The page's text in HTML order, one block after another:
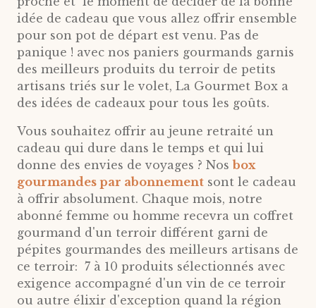
idée de cadeau que vous allez offrir ensemble
pour son pot de départ est venu. Pas de
panique ! avec nos paniers gourmands garnis
des meilleurs produits du terroir de petits
artisans triés sur le volet, La Gourmet Box a
des idées de cadeaux pour tous les goûts.
Vous souhaitez offrir au jeune retraité un
cadeau qui dure dans le temps et qui lui
donne des envies de voyages ? Nosbox
gourmandes par abonnement sont le cadeau
à offrir absolument. Chaque mois, notre
abonné femme ou homme recevra un coffret
gourmand d'un terroir différent garni de
pépites gourmandes des meilleurs artisans de
ce terroir: 7 à 10 produits sélectionnés avec
exigence accompagné d'un vin de ce terroir
ou autre élixir d'exception quand la région